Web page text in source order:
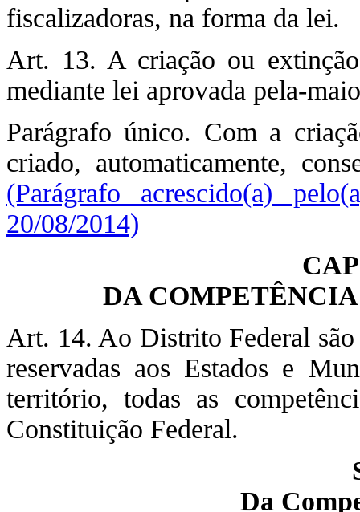
fiscalizadoras, na forma da lei.
Art. 13. A criação ou
mediante lei aprovada pela-
Parágrafo único. Com a
criado, automaticamente,
(Parágrafo acrescido(a)
20/08/2014)
DA
Art. 14. Ao Distrito Federal
reservadas aos Estados e
território, todas as
Constituição Federal.
Da